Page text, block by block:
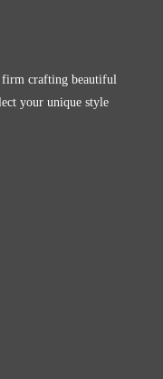
firm crafting beautiful
your unique style